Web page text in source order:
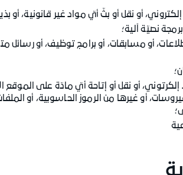
أو نقل أو بثّ أيّ مواد غير قانونية، أو
نصيّة آلية؛
أو مسابقات، أو برامج توظيف، أو رسائل
أو نقل أو إتاحة أيّ مادّة على الموقع
أو غيرها من الرموز الحاسوبية، أو